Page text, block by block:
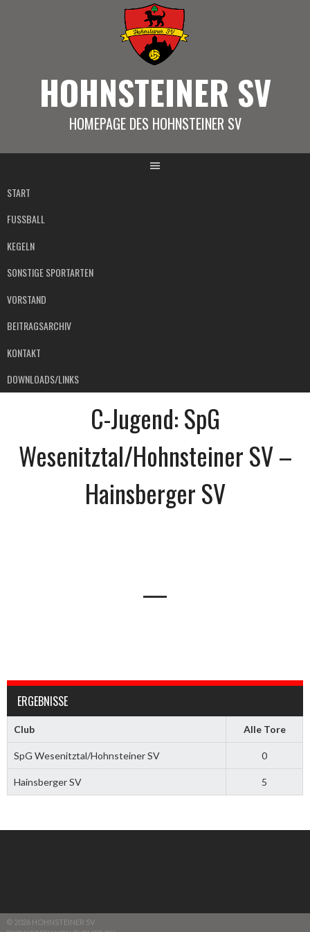
HOHNSTEINER SV
HOMEPAGE DES HOHNSTEINER SV
START
FUSSBALL
KEGELN
SONSTIGE SPORTARTEN
VORSTAND
BEITRAGSARCHIV
KONTAKT
DOWNLOADS/LINKS
C-Jugend: SpG
Wesenitztal/Hohnsteiner SV –
Hainsberger SV
—
ERGEBNISSE
Club Alle Tore
SpG Wesenitztal/Hohnsteiner SV 0
Hainsberger SV 5
© 2026 HOHNSTEINER SV